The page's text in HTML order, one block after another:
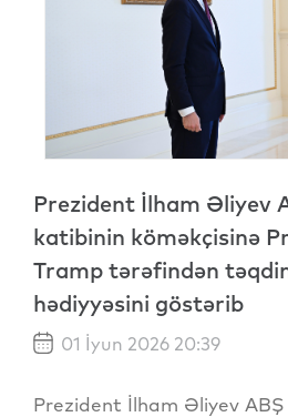
Prezident İlham Əliyev
katibinin köməkçisinə
Tramp tərəfindən
hədiyyəsini göstərib
01 İyun 2026 20:39
Prezident İlham Əliyev